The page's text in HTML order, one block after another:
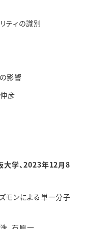
ィの識別
影響
彦
大学、2023年12月8
ンによる単一分子